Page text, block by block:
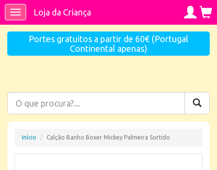
ToggleLoja da Criança
Portes gratuitos a partir de 60€ (Portugal
Continental apenas)
Início Calção Banho Boxer Mickey Palmeira Sortido